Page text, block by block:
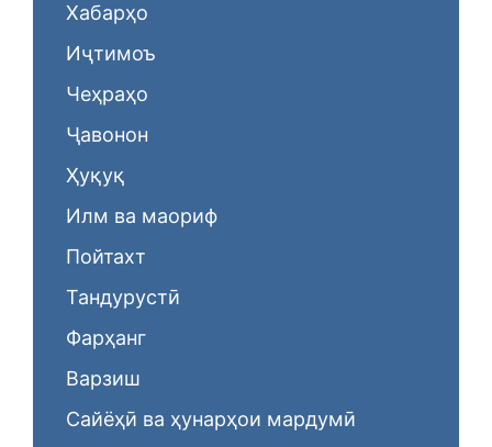
Хабарҳо
Иҷтимоъ
Чеҳраҳо
Ҷавонон
Ҳуқуқ
Илм ва маориф
Пойтахт
Тандурустӣ
Фарҳанг
Варзиш
Сайёҳӣ ва ҳунарҳои мардумӣ